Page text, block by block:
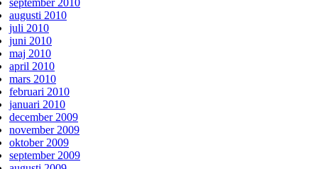
augusti 2010
juli 2010
juni 2010
maj 2010
april 2010
mars 2010
februari 2010
januari 2010
december 2009
november 2009
oktober 2009
september 2009